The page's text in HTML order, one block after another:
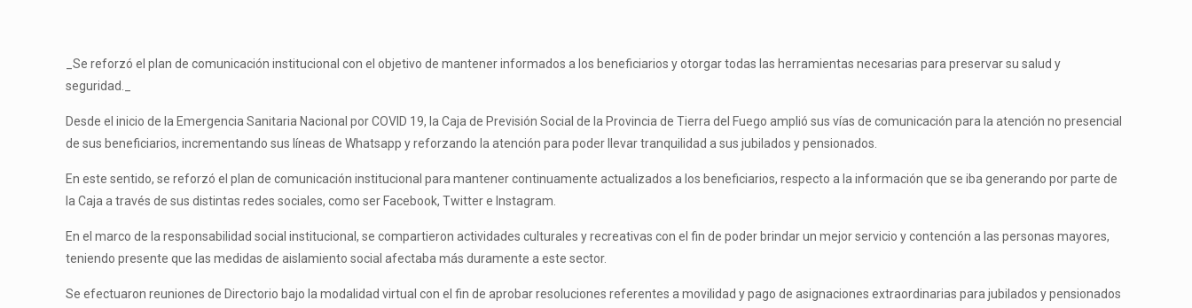
_Se reforzó el plan de comunicación institucional con el objetivo de mantener informados a los beneficiarios y otorgar todas las herramientas necesarias para preservar su salud y
seguridad._
Desde el inicio de la Emergencia Sanitaria Nacional por COVID 19, la Caja de Previsión Social de la Provincia de Tierra del Fuego amplió sus vías de comunicación para la atención no presencial
de sus beneficiarios, incrementando sus líneas de Whatsapp y reforzando la atención para poder llevar tranquilidad a sus jubilados y pensionados.
En este sentido, se reforzó el plan de comunicación institucional para mantener continuamente actualizados a los beneficiarios, respecto a la información que se iba generando por parte de
la Caja a través de sus distintas redes sociales, como ser Facebook, Twitter e Instagram.
En el marco de la responsabilidad social institucional, se compartieron actividades culturales y recreativas con el fin de poder brindar un mejor servicio y contención a las personas mayores,
teniendo presente que las medidas de aislamiento social afectaba más duramente a este sector.
Se efectuaron reuniones de Directorio bajo la modalidad virtual con el fin de aprobar resoluciones referentes a movilidad y pago de asignaciones extraordinarias para jubilados y pensionados